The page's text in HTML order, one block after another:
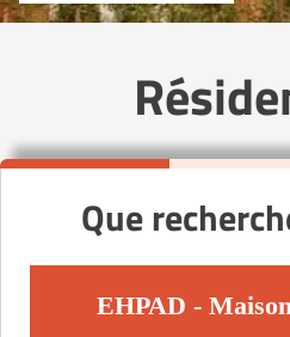
Que
EHPAD -